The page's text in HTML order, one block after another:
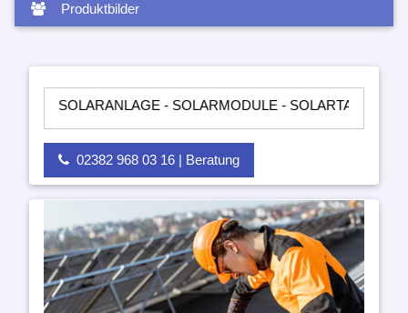
Produktbilder
- SOLARMODULE - SOLARTASCHEN -
02382 968 03 16 | Beratung